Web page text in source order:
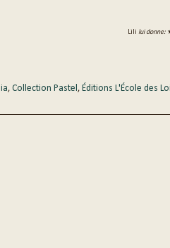
Lili lui donne:
, Collection Pastel , Éditions L'École des